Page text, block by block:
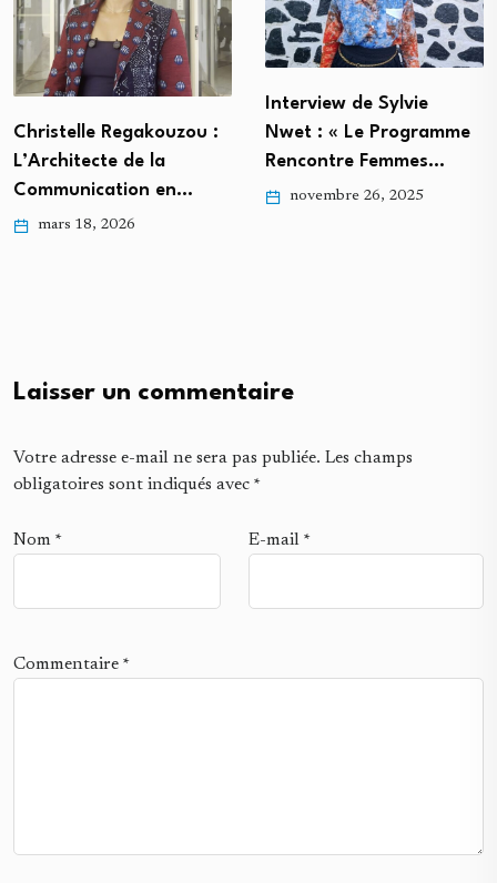
:
Nwet : « Le Programme
Rencontre Femmes…
novembre 26, 2025
Laisser un commentaire
Votre adresse e-mail ne sera pas publiée. Les champs
obligatoires sont indiqués avec *
Nom * E-mail *
Commentaire *